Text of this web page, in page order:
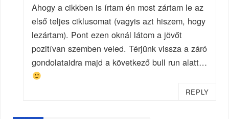
Ahogy a cikkben is írtam én most zártam le az
első teljes ciklusomat (vagyis azt hiszem, hogy
lezártam). Pont ezen oknál látom a jövőt
pozitívan szemben veled. Térjünk vissza a záró
gondolataidra majd a következő bull run alatt…
REPLY